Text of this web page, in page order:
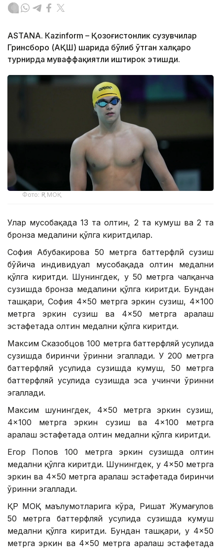
ASTANА. Кazinform – Қозоғистонлик сузувчилар
Гринсборо (АҚШ) шаҳрида бўлиб ўтган халқаро
турнирда муваффақиятли иштирок этишди.
Фото: ҚР МОҚ
Улар мусобақада 13 та олтин, 2 та кумуш ва 2 та
бронза медалини қўлга киритдилар.
София Абубакирова 50 метрга баттерфлй сузиш
бўйича индивидуал мусобақада олтин медални
қўлга киритди. Шунингдек, у 50 метрга чалқанча
сузишда бронза медалини қўлга киритди. Бундан
ташқари, София 4×50 метрга эркин сузиш, 4×100
метрга эркин сузиш ва 4×50 метрга аралаш
эстафетада олтин медални қўлга киритди.
Максим Сказобцов 100 метрга баттерфляй усулида
сузишда биринчи ўринни эгаллади. У 200 метрга
баттерфляй усулида сузишда кумуш, 50 метрга
баттерфляй усулида сузишда эса учинчи ўринни
эгаллади.
Максим шунингдек, 4×50 метрга эркин сузиш,
4×100 метрга эркин сузиш ва 4×100 метрга
аралаш эстафетада олтин медални қўлга киритди.
Егор Попов 100 метрга эркин сузишда олтин
медални қўлга киритди. Шунингдек, у 4×50 метрга
эркин ва 4×50 метрга аралаш эстафетада биринчи
ўринни эгаллади.
ҚР МОҚ маълумотларига кўра, Ришат Жумағулов
50 метрга баттерфляй усулида сузишда кумуш
медални қўлга киритди. Бундан ташқари, у 4×50
метрга эркин ва 4×50 метрга аралаш эстафетада